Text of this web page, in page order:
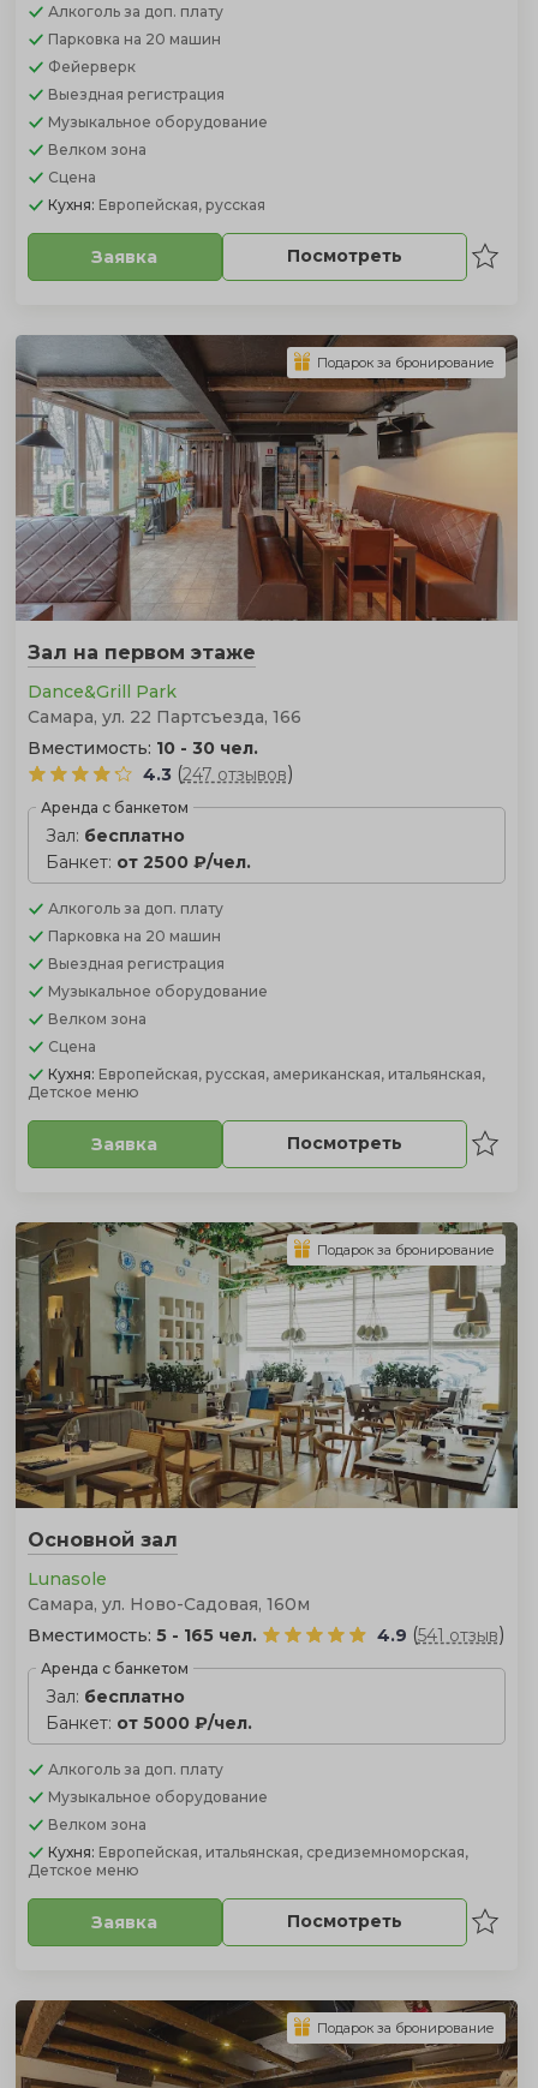
Алкоголь за доп. плату
Парковка на 20 машин
Фейерверк
Выездная регистрация
Музыкальное оборудование
Велком зона
Сцена
Кухня: Европейская, русская
Заявка Посмотреть
Зал на первом этаже
Dance&Grill Park
Самара, ул. 22 Партсъезда, 166
Вместимость: 10 - 30 чел.
4.3 (247 отзывов)
Аренда с банкетом
Зал: бесплатно
Банкет: от 2500 ₽/чел.
Алкоголь за доп. плату
Парковка на 20 машин
Выездная регистрация
Музыкальное оборудование
Велком зона
Сцена
Кухня: Европейская, русская, американская, итальянская,
Детское меню
Заявка Посмотреть
Подарок за бронирование
Основной зал
Lunasole
Самара, ул. Ново-Садовая, 160м
Вместимость: 5 - 165 чел. 4.9 (541 отзыв)
Аренда с банкетом
Зал: бесплатно
Банкет: от 5000 ₽/чел.
Алкоголь за доп. плату
Музыкальное оборудование
Велком зона
Кухня: Европейская, итальянская, средиземноморская,
Детское меню
Заявка Посмотреть
Подарок за бронирование
Подарок за бронирование